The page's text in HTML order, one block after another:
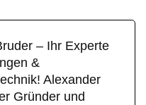
– Ihr Experte
&
Alexander
Gründer und